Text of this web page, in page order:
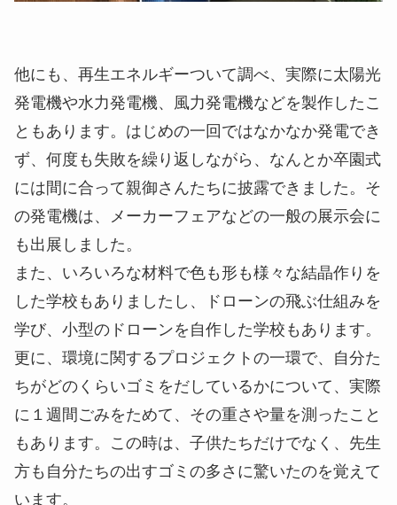
他にも、再生エネルギーついて調べ、実際に太陽光
発電機や水力発電機、風力発電機などを製作したこ
ともあります。はじめの一回ではなかなか発電でき
ず、何度も失敗を繰り返しながら、なんとか卒園式
には間に合って親御さんたちに披露できました。そ
の発電機は、メーカーフェアなどの一般の展示会に
も出展しました。
また、いろいろな材料で色も形も様々な結晶作りを
した学校もありましたし、ドローンの飛ぶ仕組みを
学び、小型のドローンを自作した学校もあります。
更に、環境に関するプロジェクトの一環で、自分た
ちがどのくらいゴミをだしているかについて、実際
に１週間ごみをためて、その重さや量を測ったこと
もあります。この時は、子供たちだけでなく、先生
方も自分たちの出すゴミの多さに驚いたのを覚えて
います。